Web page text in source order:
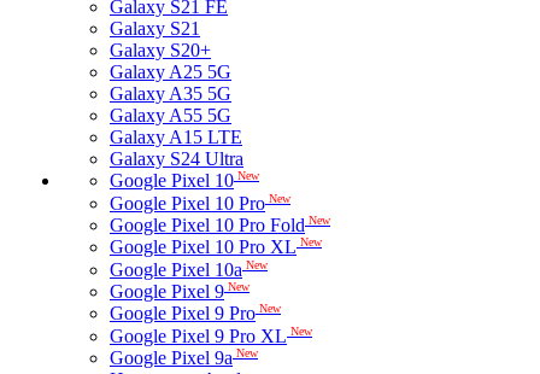
Galaxy S21 FE
Galaxy S21
Galaxy S20+
Galaxy A25 5G
Galaxy A35 5G
Galaxy A55 5G
Galaxy A15 LTE
Galaxy S24 Ultra
Google Pixel 10 New
Google Pixel 10 Pro New
Google Pixel 10 Pro Fold New
Google Pixel 10 Pro XL New
Google Pixel 10a New
Google Pixel 9 New
Google Pixel 9 Pro New
Google Pixel 9 Pro XL New
Google Pixel 9a New